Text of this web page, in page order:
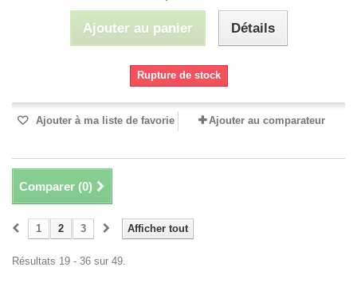
Ajouter au panier Détails
Rupture de stock
Ajouter à ma liste de favorie Ajouter au comparateur
Comparer (0)
Afficher tout
1 2 3
Résultats 19 - 36 sur 49.